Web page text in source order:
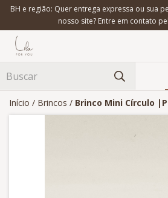
BH e região: Quer entrega expressa ou sua
nosso site? Entre em contato
Início / Brincos / Brinco Mini Círculo